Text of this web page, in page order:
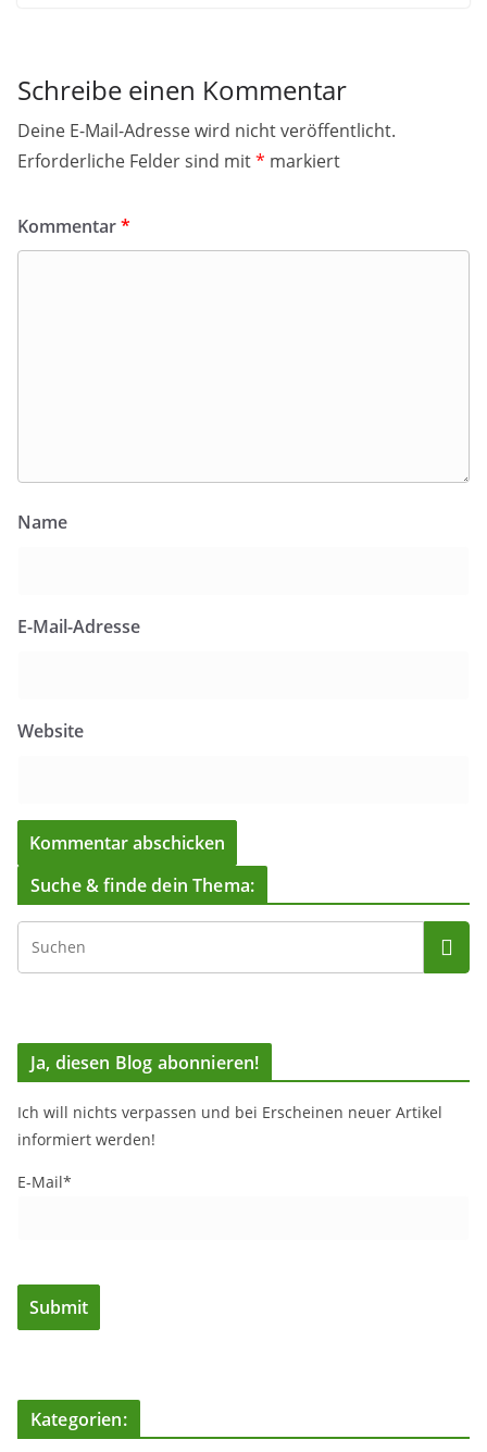
Schreibe einen Kommentar
Deine E-Mail-Adresse wird nicht veröffentlicht.
Erforderliche Felder sind mit* markiert
Kommentar*
Name
E-Mail-Adresse
Website
Suche & finde dein Thema:
Ja, diesen Blog abonnieren!
Ich will nichts verpassen und bei Erscheinen neuer Artikel
informiert werden!
E-Mail*
Kategorien: